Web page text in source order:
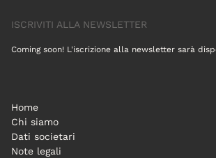
ISCRIVITI ALLA NEWSLETTER
Coming soon! L'iscrizione alla newsletter sarà
Home
Chi siamo
Dati societari
Note legali